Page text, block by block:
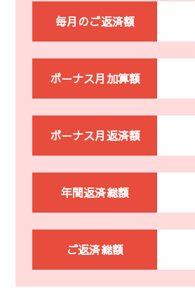
毎月のご返済額
ボーナス月加算額
ボーナス月返済額
年間返済総額
ご返済総額